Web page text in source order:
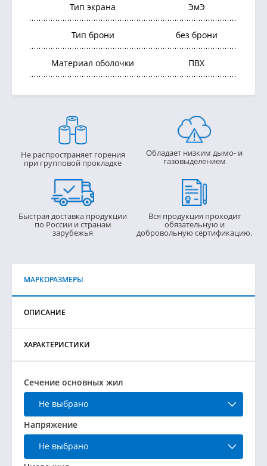
Тип экрана ЭмЭ
Тип брони без брони
Материал оболочки ПВХ
Не распространяет горения
при групповой прокладке
Обладает низким дымо- и
газовыделением
Быстрая доставка продукции
по России и странам
зарубежья
Вся продукция проходит
обязательную и
добровольную сертификацию.
МАРКОРАЗМЕРЫ
ОПИСАНИЕ
ХАРАКТЕРИСТИКИ
Сечение основных жил
Не выбрано
Напряжение
Не выбрано